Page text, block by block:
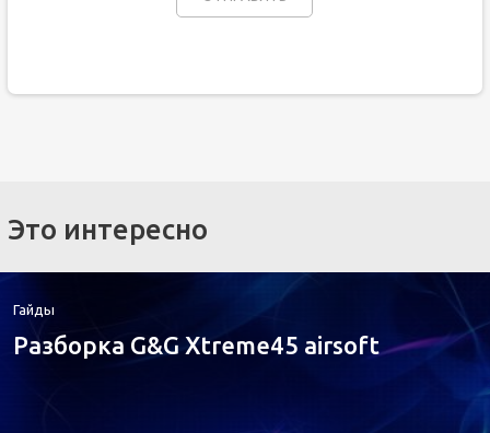
Это интересно
Гайды
Разборка G&G Xtreme45 airsoft